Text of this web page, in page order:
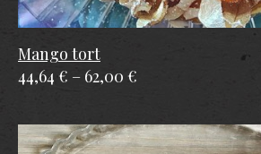
Mango tort
44,64 € – 62,00 €